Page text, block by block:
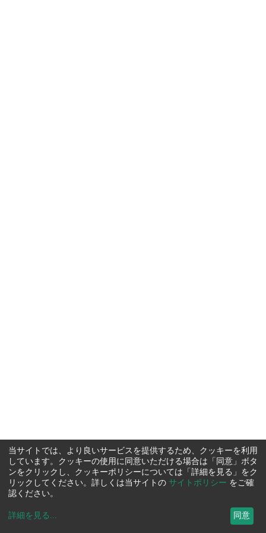
当サイトでは、より良いサービスを提供するため、クッキーを利用
しています。クッキーの使用に同意いただける場合は「同意」ボタ
ンをクリックし、クッキーポリシーについては「詳細を見る」をク
リックしてください。詳しくは当サイトの サイトポリシー をご確
認ください。
詳細を見る ... 同意